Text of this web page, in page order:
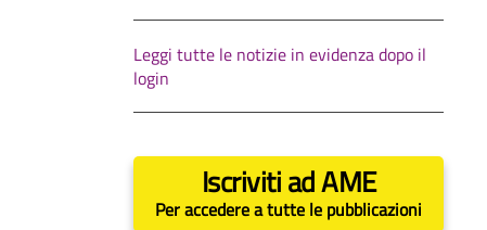
Leggi tutte le notizie in evidenza dopo il
login
Iscriviti ad AME
Per accedere a tutte le pubblicazioni